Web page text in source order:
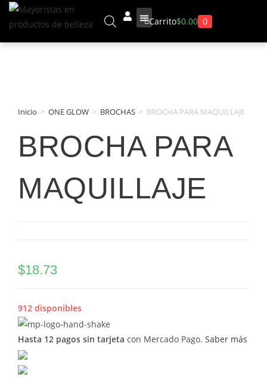
Carrito$0.00 0
Inicio > ONE GLOW > BROCHAS > BROCHA PARA MAQUILLAJE
BROCHA PARA
MAQUILLAJE
$18.73
912 disponibles
Hasta 12 pagos sin tarjeta con Mercado Pago. Saber más